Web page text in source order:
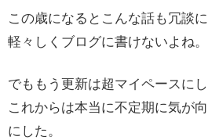
この歳になるとこんな話も冗談
軽々しくブログに書けないよね。
でももう更新は超マイペースに
これからは本当に不定期に気が
にした。